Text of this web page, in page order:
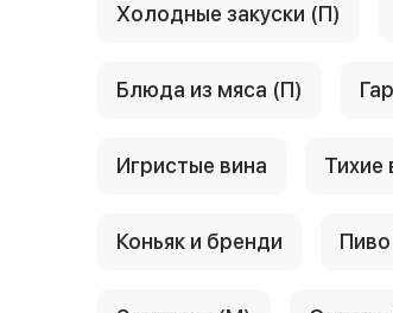
Холодные закуски (П)
Блюда из мяса (П)
Игристые вина Тихие
Коньяк и бренди